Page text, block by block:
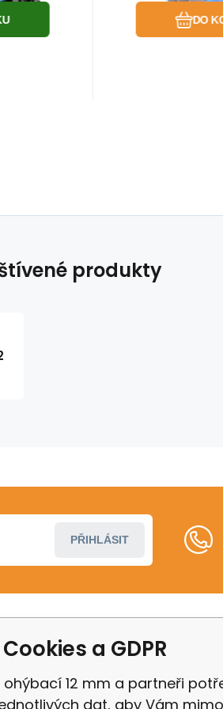
DO
produkty
PŘIHLÁSIT
Další informace
Odstoupení
Cookies a GDPR
ohýbací 12 mm a partneři
dat, aby Vám